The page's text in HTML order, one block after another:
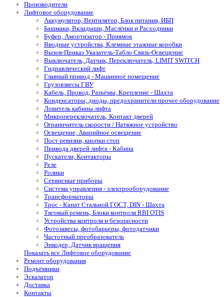
Производители
Лифтовое оборудование
Аккумулятор, Вентилятор, Блок питания, ИБП
Башмаки, Вкладыши, Маслёнки и Расходники
Буфер, Амортизатор - Приямок
Вводные устройства, Клемные этажные коробки
Вызов-Приказ Указатель-Табло Связь-Освещение
Выключатель, Датчик, Переключатель, LIMIT SWITCH
Гидравлический лифт
Главный привод - Машинное помещение
Грузовзвесы ГВУ
Кабель, Провод, Разъёмы, Крепление - Шахта
Конденсаторы, диоды, предохранители прочее оборудование
Ловитель кабины лифта
Микропереключатель, Контакт дверей
Ограничитель скорости / Натяжное устройство
Освещение, Аварийное освещение
Пост ревизии, кнопки стоп
Привода дверей лифта - Кабина
Пускатели, Контакторы
Реле
Ролики
Сервисные приборы
Система управления - электрооборудование
Трансформаторы
Трос - Канат Стальной ГОСТ, DIN - Шахта
Тяговый ремень, Блоки контроля RBI OTIS
Устройства контроля и безопасности
Фотозавесы, фотобарьеры, фотодатчики
Частотный преобразователь
Энкодер, Датчик вращения
Показать все Лифтовое оборудование
Ремонт оборудования
Подъёмники
Эскалатор
Доставка
Контакты